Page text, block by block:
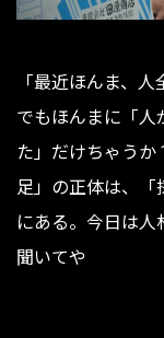
「最近ほんま、
でもほんまに「
た」だけちゃう
足」の正体は、「
にある。今日は
聞いてや